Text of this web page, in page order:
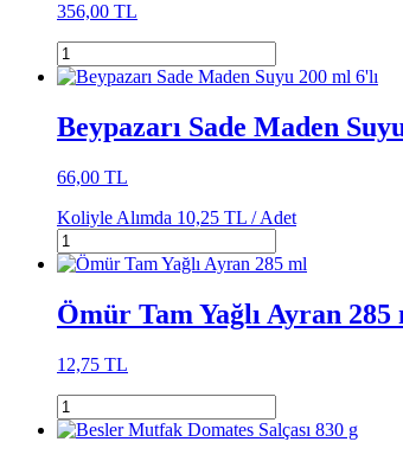
356,00 TL
Beypazarı Sade Maden
66,00 TL
Koliyle Alımda 10,25 TL /Adet
Ömür Tam Yağlı Ayran 285
12,75 TL